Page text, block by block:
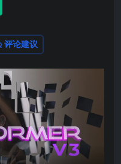
评论建议